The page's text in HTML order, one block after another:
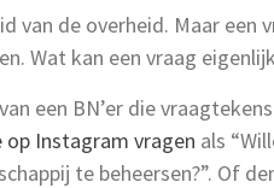
van de overheid. Maar
Wat kan een vraag
een BN’er die
op Instagram vragen als
te beheersen?”. Of